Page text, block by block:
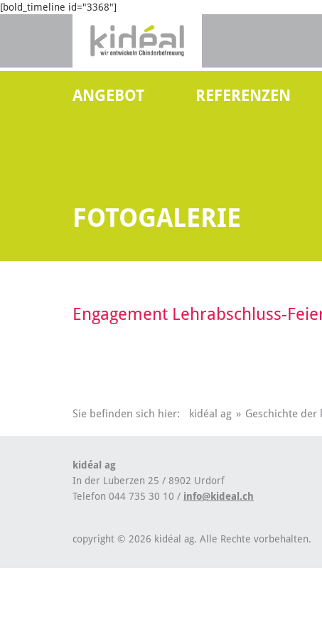
[bold_timeline id="3368"]
ANGEBOT REFERENZEN
FOTOGALERIE
Engagement Lehrabschluss-
Sie befinden sich hier: kidéal ag » Geschichte der
kidéal ag
In der Luberzen 25 / 8902 Urdorf
Telefon 044 735 30 10 / info@kideal.ch
copyright © 2026 kidéal ag. Alle Rechte vorbehalten.